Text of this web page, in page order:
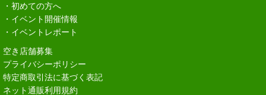
・初めての方へ
・イベント開催情報
・イベントレポート
空き店舗募集
プライバシーポリシー
特定商取引法に基づく表記
ネット通販利用規約